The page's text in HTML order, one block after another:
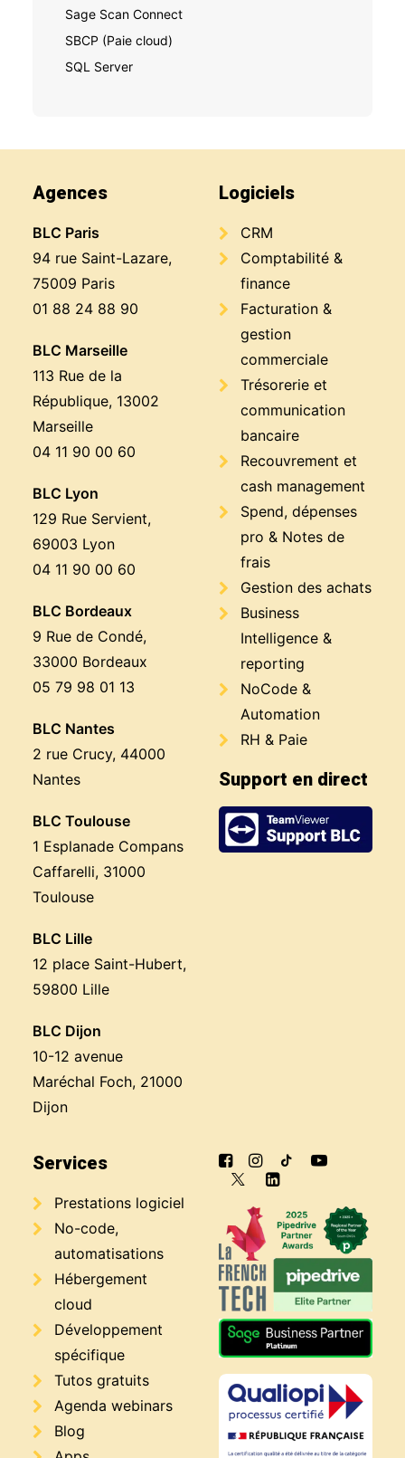
Sage Scan Connect
SBCP (Paie cloud)
SQL Server
Agences
BLC Paris
94 rue Saint-Lazare,
75009 Paris
01 88 24 88 90
BLC Marseille
113 Rue de la
République, 13002
Marseille
04 11 90 00 60
BLC Lyon
129 Rue Servient,
69003 Lyon
04 11 90 00 60
BLC Bordeaux
9 Rue de Condé,
33000 Bordeaux
05 79 98 01 13
BLC Nantes
2 rue Crucy, 44000
Nantes
BLC Toulouse
1 Esplanade Compans
Caffarelli, 31000
Toulouse
BLC Lille
12 place Saint-Hubert,
59800 Lille
BLC Dijon
10-12 avenue
Maréchal Foch, 21000
Dijon
Logiciels
CRM
Comptabilité &
finance
Facturation &
gestion
commerciale
Trésorerie et
communication
bancaire
Recouvrement et
cash management
Spend, dépenses
pro & Notes de
frais
Gestion des achats
Business
Intelligence &
reporting
NoCode &
Automation
RH & Paie
Support en direct
Services
Prestations logiciel
No-code,
automatisations
Hébergement
cloud
Développement
spécifique
Tutos gratuits
Agenda webinars
Blog